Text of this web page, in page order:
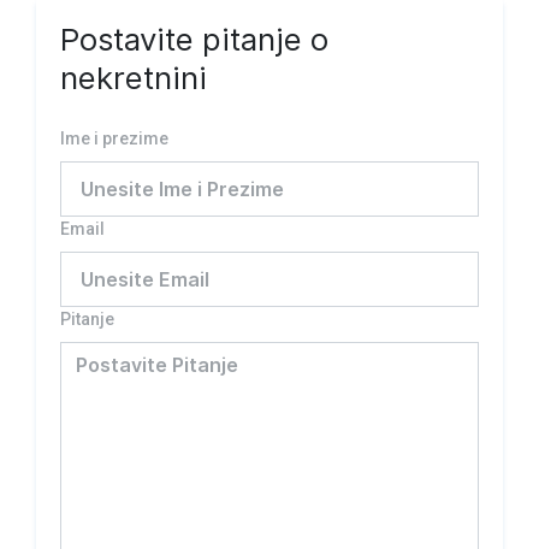
Postavite pitanje o
nekretnini
Ime i prezime
Email
Pitanje